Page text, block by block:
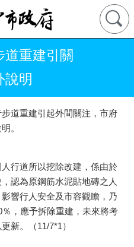
道重建引關
明
道重建引起外間關注，市府
。
行道所以挖除改建，係由於
認為原鋼筋水泥貼地磚之人
響行人安全及市容觀瞻，乃
，應予拆除重建，未來將考
新。（11/7*1）